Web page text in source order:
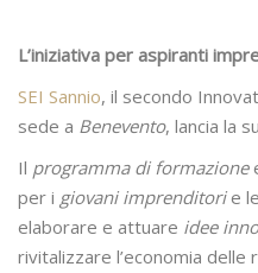
L’iniziativa per aspiranti
SEI Sannio, il secondo
sede a Benevento, lancia la
Il programma di formazione
per i giovani imprenditorie le
elaborare e attuare idee
rivitalizzare l’economia